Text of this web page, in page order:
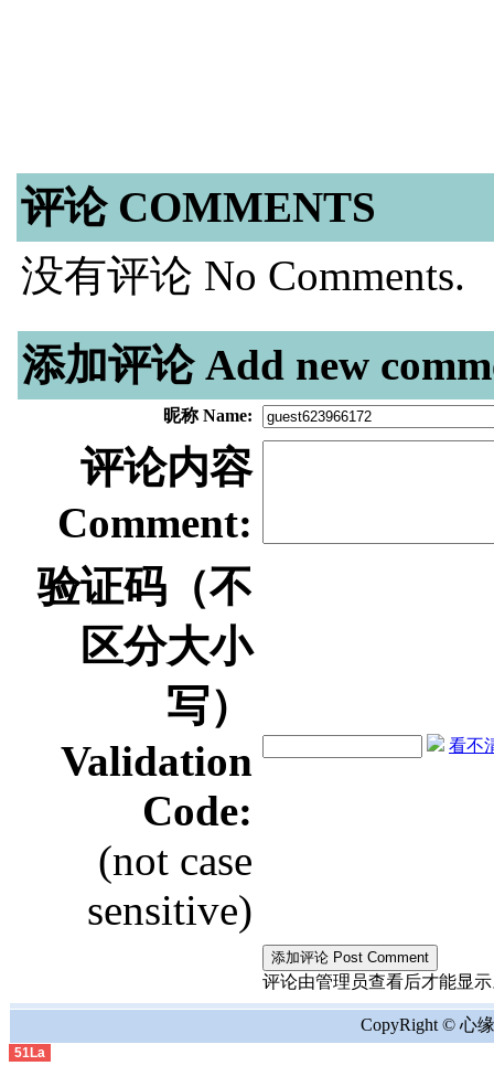
评论 COMMENTS
没有评论 No Comments.
添加评论 Add new
昵称 Name:
评论内容
Comment:
验证码（不
区分大小
写）
Validation
Code:
(not case
sensitive)
看不
评论由管理员查看后才能显示
CopyRight © 心
51La